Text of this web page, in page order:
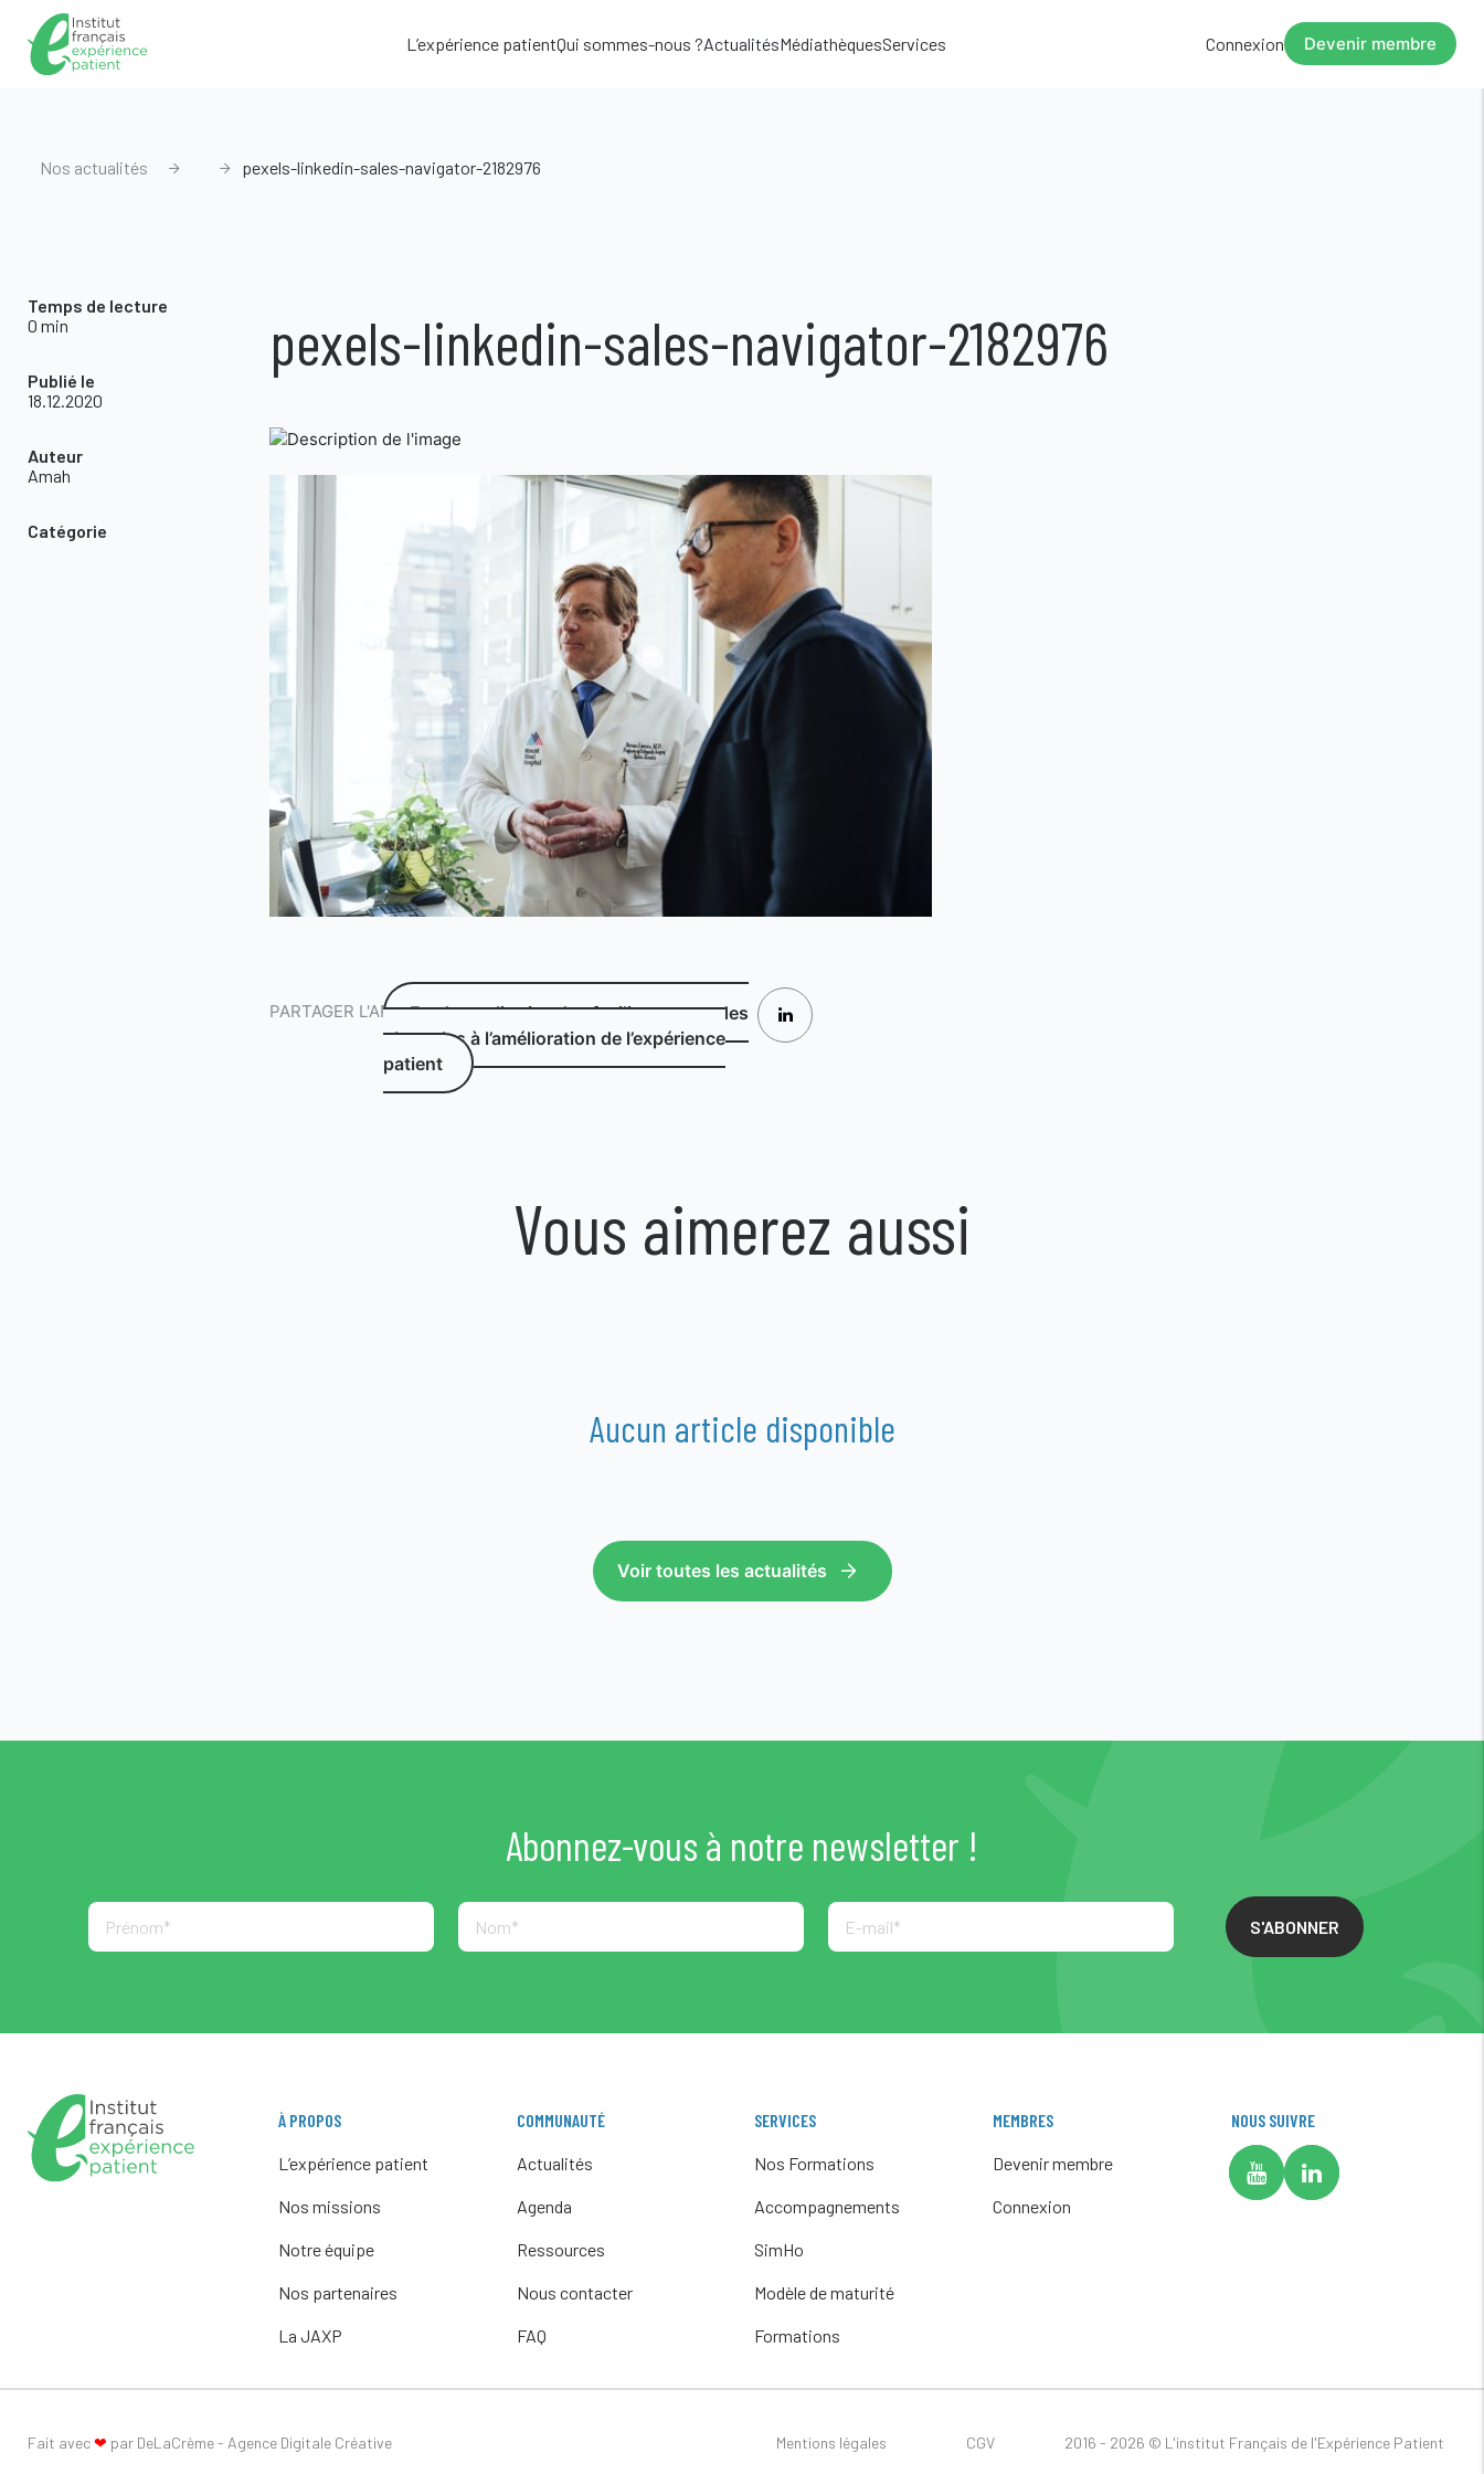
L’expérience patientQui sommes-nous ?ActualitésMédiathèquesServices Connexion Devenir membre
Nos actualités pexels-linkedin-sales-navigator-2182976
Temps de lecture
0 min
Publié le
18.12.2020
Auteur
Amah
Catégorie
pexels-linkedin-sales-navigator-2182976
PARTAGER L'ARTICLEEtude qualitative des facilitateurs et des
obstacles à l’amélioration de l’expérience
patient
Vous aimerez aussi
Aucun article disponible
Voir toutes les actualités
Abonnez-vous à notre newsletter !
S'ABONNER
À PROPOS
L’expérience patient
Nos missions
Notre équipe
Nos partenaires
La JAXP
COMMUNAUTÉ
Actualités
Agenda
Ressources
Nous contacter
FAQ
SERVICES
Nos Formations
Accompagnements
SimHo
Modèle de maturité
Formations
MEMBRES
Devenir membre
Connexion
NOUS SUIVRE
Fait avec❤ par DeLaCrème - Agence Digitale Créative Mentions légales CGV 2016 - 2026 © L'institut Français de l'Expérience Patient